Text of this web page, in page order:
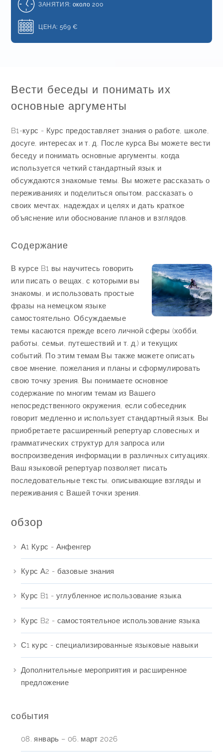
ЗАНЯТИЯ: около 200
ЦЕНА: 569 €
Вести беседы и понимать их
основные аргументы
B1-курс - Курс предоставляет знания о работе, школе,
досуге, интересах и т. д. После курса Вы можете вести
беседу и понимать основные аргументы, когда
используется четкий стандартный язык и
обсуждаются знакомые темы. Вы можете рассказать о
переживаниях и поделиться опытом, рассказать о
своих мечтах, надеждах и целях и дать краткое
объяснение или обоснование планов и взглядов.
Содержание
В курсе B1 вы научитесь говорить
или писать о вещах, с которыми вы
знакомы, и использовать простые
фразы на немецком языке
самостоятельно. Обсуждаемые
темы касаются прежде всего личной сферы (хобби,
работы, семьи, путешествий и т. д.) и текущих
событий. По этим темам Вы также можете описать
свое мнение, пожелания и планы и сформулировать
свою точку зрения. Вы понимаете основное
содержание по многим темам из Вашего
непосредственного окружения, если собеседник
говорит медленно и использует стандартный язык. Вы
приобретаете расширенный репертуар словесных и
грамматических структур для запроса или
воспроизведения информации в различных ситуациях.
Ваш языковой репертуар позволяет писать
последовательные тексты, описывающие взгляды и
переживания с Вашей точки зрения.
обзор
А1 Курс - Анфенгер
Курс А2 - базовые знания
Курс B1 - углубленное использование языка
Курс B2 - самостоятельное использование языка
С1 курс - специализированные языковые навыки
Дополнительные мероприятия и расширенное
предложение
события
08. январь – 06. март 2026